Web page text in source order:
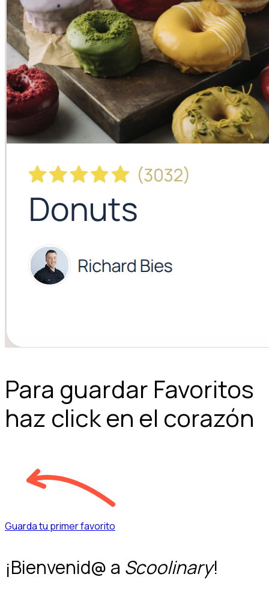
Para guardar Favoritos
haz click en el corazón
Guarda tu primer favorito
¡Bienvenid@ a Scoolinary!